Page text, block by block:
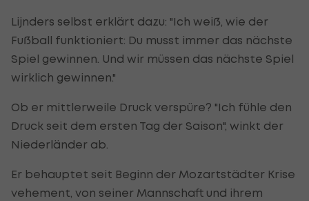
Lijnders selbst erklärt dazu: "Ich weiß, wie der
Fußball funktioniert: Du musst immer das nächste
Spiel gewinnen. Und wir müssen das nächste Spiel
wirklich gewinnen."
Ob er mittlerweile Druck verspüre? "Ich fühle den
Druck seit dem ersten Tag der Saison", winkt der
Niederländer ab.
Er behauptet seit Beginn der Mozartstädter Krise
vehement, von seiner Mannschaft und ihrem